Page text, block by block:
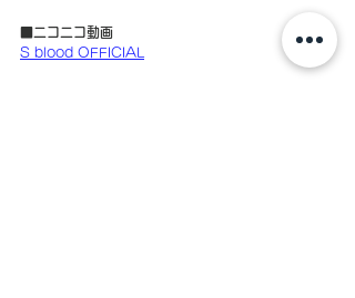
■ニコニコ動画
S blood OFFICIAL